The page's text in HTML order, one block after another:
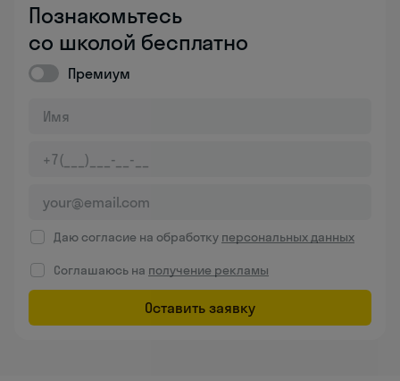
Познакомьтесь
со школой бесплатно
Премиум
Даю согласие на обработку персональных данных
Соглашаюсь на получение рекламы
Оставить заявку